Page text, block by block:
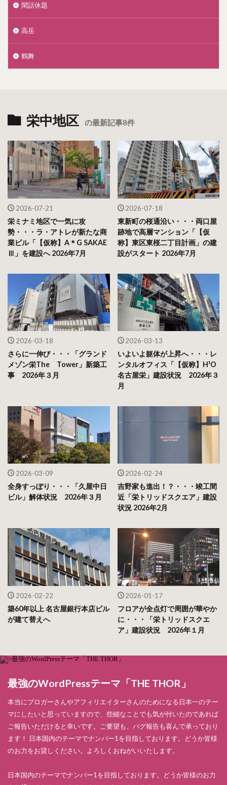
閑話休題
高岳
鶴舞
栄中地区 の最新記事8件
2026-07-21
栄ミナミ地区で一気に攻
勢・・・ラ・アトレが新たな商
業ビル「【仮称】A＊G SAKAE
Ⅲ」を建設へ 2026年7月
2026-07-18
東新町の桜通沿い・・・両口屋
跡地で高層マンション「【仮
称】東区東桜二丁目計画」の建
設がスタート 2026年7月
2026-03-18
さらに一伸び・・・「グランド
メゾン栄The Tower」新築工
事 2026年３月
2026-03-13
いよいよ躯体が上昇へ・・・レ
ンタルオフィス「【仮称】H¹O
名古屋栄」建設状況 2026年３
月
2026-03-09
全身すっぽり・・・「久屋中日
ビル」解体状況 2026年３月
2026-02-24
吉野家も進出！？・・・竣工間
近「栄トリッドスクエア」建設
状況 2026年2月
2026-02-22
築60年以上 名古屋銀行本店ビル
が建て替えへ
2026-01-17
フロアが全点灯で周囲が華やか
に・・・「栄トリッドスクエ
ア」建設状況 2026年１月
最強のWordPressテーマ「THE THOR」
本当にブロガーさんやアフィリエイターさんのためになる日本一のテー
マにしたいと思っていますので、些細なことでも気が付いたのであれば
ご報告いただけると幸いです。ご要望も、バグ報告も喜んで承っており
ます！ 日本国内のテーマでナンバー1を目指しております。どうか皆様
のお力をお貸しください。よろしくおねがいいたします。
日本国内のテーマでナンバー1を目指しております。どうか皆様のお力